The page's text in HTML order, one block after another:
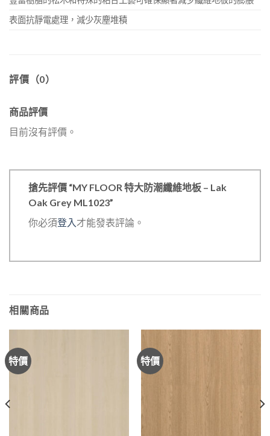
表面抗靜電處理，減少灰塵堆積
評價（0）
商品評價
目前沒有評價。
搶先評價 “MY FLOOR 特大防潮纖維地板 – Lak
Oak Grey ML1023”
你必須登入才能發表評論。
相關商品
特價 特價